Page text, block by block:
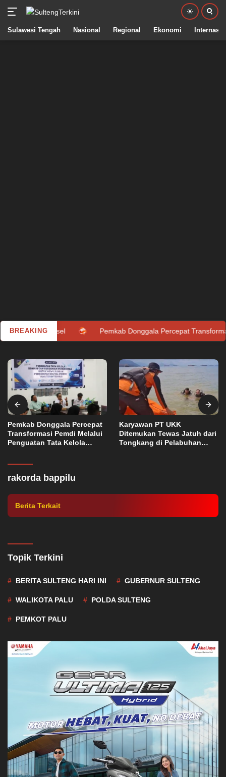
Sulawesi Tengah Nasional Regional Ekonomi
BREAKING
Sulsel Pemkab Donggala Percepat Transformasi
Pemkab Donggala Percepat
Transformasi Pemdi Melalui
Penguatan Tata Kelola
Karyawan PT UKK
Ditemukan Tewas Jatuh dari
Tongkang di Pelabuhan
rakorda bappilu
Utama
Soal Rusdy Mastura di Gerindra, Longki
Djanggola: Itu adalah Urusannya Pak
Prabowo
Berita Terkait
Topik Terkini
BERITA SULTENG HARI INI GUBERNUR SULTENG
WALIKOTA PALU POLDA SULTENG
PEMKOT PALU